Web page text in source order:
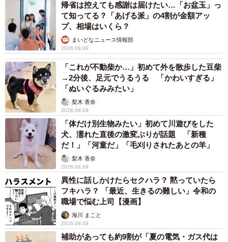
帰省は控えても感謝は届けたい…「お盆玉」っ
て知ってる？「あげる派」の4割が金額アッ
プ、相場はいくら？
まいどなニュース情報部
2026.08.09
「これが不動柴か…」初めて外を散歩した豆柴
→2分後、足元でうるうる 「かわいすぎる」
「ぬいぐるみみたい」
梨木 香奈
2026.08.09
「体だけ別生物みたい」初めて川遊びをした
犬、濡れた直後の激変ぶりが話題 「新種
だ！」「河童だ」「毛刈りされたあとの羊」
梨木 香奈
2026.08.09
異性に話しかけたらセクハラ？ 黙っていたら
フキハラ？ 「最近、生きるの難しい」令和の
職場で悩む上司【漫画】
海川 まこと
2026.08.09
補助があっても約9割が「夏の電気・ガス代は